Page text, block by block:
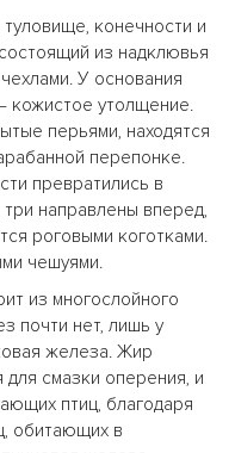
конечности и
из надклювья
У основания
кожистое утолщение.
перьями, находятся
перепонке.
превратились в
направлены вперед,
роговыми коготками.
чешуями.
из многослойного
почти нет, лишь у
железа. Жир
смазки оперения, и
птиц, благодаря
обитающих в